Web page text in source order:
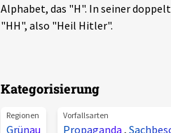
Alphabet, das "H". In seiner
"HH", also "Heil Hitler".
Kategorisierung
Regionen
Grünau
Vorfallsarten
Propaganda ,